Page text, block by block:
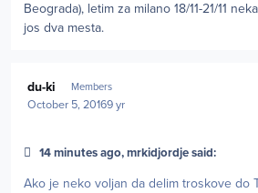
Beograda), letim za milano 18/11-21/11
jos dva mesta.
du-ki Members
October 5, 20169 yr
14 minutes ago, mrkidjordje said:
Ako je neko voljan da delim troskove do